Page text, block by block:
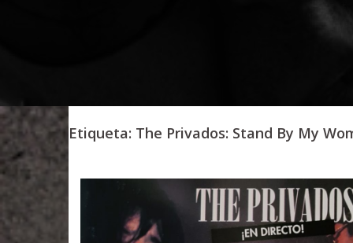
Etiqueta: The Privados: Stand By My